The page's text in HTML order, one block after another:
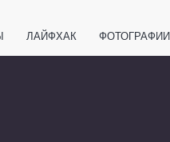
ЛАЙФХАК ФОТОГРАФИИ